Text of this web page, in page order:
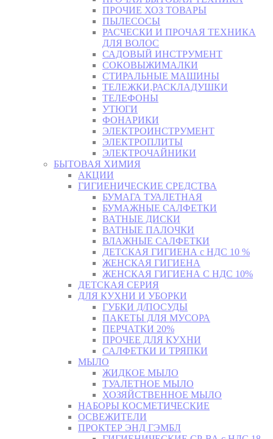
ПРОЧИЕ ХОЗ ТОВАРЫ
ПЫЛЕСОСЫ
РАСЧЕСКИ И ПРОЧАЯ ТЕХНИКА
ДЛЯ ВОЛОС
САДОВЫЙ ИНСТРУМЕНТ
СОКОВЫЖИМАЛКИ
СТИРАЛЬНЫЕ МАШИНЫ
ТЕЛЕЖКИ,РАСКЛАДУШКИ
ТЕЛЕФОНЫ
УТЮГИ
ФОНАРИКИ
ЭЛЕКТРОИНСТРУМЕНТ
ЭЛЕКТРОПЛИТЫ
ЭЛЕКТРОЧАЙНИКИ
БЫТОВАЯ ХИМИЯ
АКЦИИ
ГИГИЕНИЧЕСКИЕ СРЕДСТВА
БУМАГА ТУАЛЕТНАЯ
БУМАЖНЫЕ САЛФЕТКИ
ВАТНЫЕ ДИСКИ
ВАТНЫЕ ПАЛОЧКИ
ВЛАЖНЫЕ САЛФЕТКИ
ДЕТСКАЯ ГИГИЕНА с НДС 10 %
ЖЕНСКАЯ ГИГИЕНА
ЖЕНСКАЯ ГИГИЕНА С НДС 10%
ДЕТСКАЯ СЕРИЯ
ДЛЯ КУХНИ И УБОРКИ
ГУБКИ Д/ПОСУДЫ
ПАКЕТЫ ДЛЯ МУСОРА
ПЕРЧАТКИ 20%
ПРОЧЕЕ ДЛЯ КУХНИ
САЛФЕТКИ И ТРЯПКИ
МЫЛО
ЖИДКОЕ МЫЛО
ТУАЛЕТНОЕ МЫЛО
ХОЗЯЙСТВЕННОЕ МЫЛО
НАБОРЫ КОСМЕТИЧЕСКИЕ
ОСВЕЖИТЕЛИ
ПРОКТЕР ЭНД ГЭМБЛ